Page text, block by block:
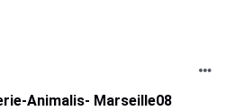
Animalis- Marseille08